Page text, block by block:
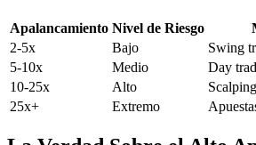
Apalancamiento Nivel de Riesgo
2-5x
Bajo
Swing
5-10x
Medio
Day
10-25x
Alto
25x+
Extremo